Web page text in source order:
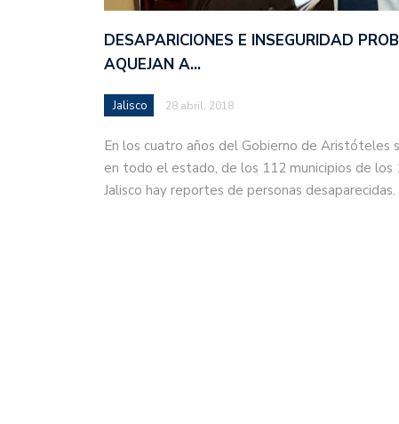
DESAPARICIONES E INSEGURIDAD
AQUEJAN A…
Jalisco 28 abril, 2018
En los cuatro años del Gobierno de Aristóteles
en todo el estado, de los 112 municipios de
Jalisco hay reportes de personas